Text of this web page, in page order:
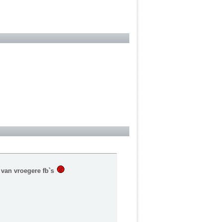
vroegere fb`s